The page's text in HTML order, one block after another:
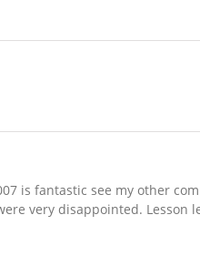
is fantastic see my other
very disappointed. Lesson